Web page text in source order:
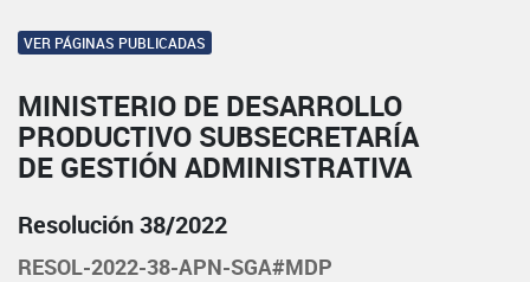
VER PÁGINAS PUBLICADAS
MINISTERIO DE DESARROLLO
PRODUCTIVO SUBSECRETARÍA
DE GESTIÓN ADMINISTRATIVA
Resolución 38/2022
RESOL-2022-38-APN-SGA#MDP